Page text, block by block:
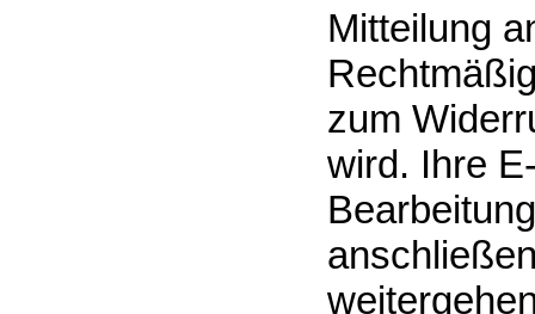
Mitteilung
zum
wird. Ihre